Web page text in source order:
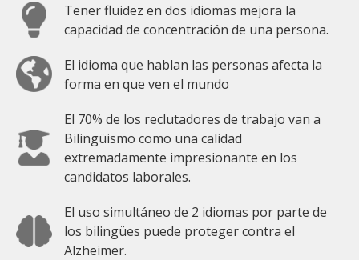
Tener fluidez en dos idiomas mejora la
capacidad de concentración de una persona.
El idioma que hablan las personas afecta la
forma en que ven el mundo
El 70% de los reclutadores de trabajo van a
Bilingüismo como una calidad
extremadamente impresionante en los
candidatos laborales.
El uso simultáneo de 2 idiomas por parte de
los bilingües puede proteger contra el
Alzheimer.